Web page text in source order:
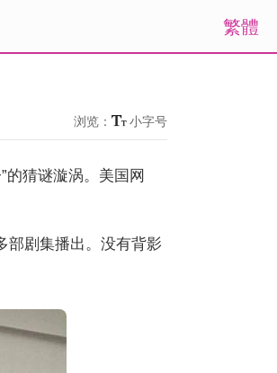
繁體
浏览： 小字号
的猜谜漩涡。美国网
部剧集播出。没有背影